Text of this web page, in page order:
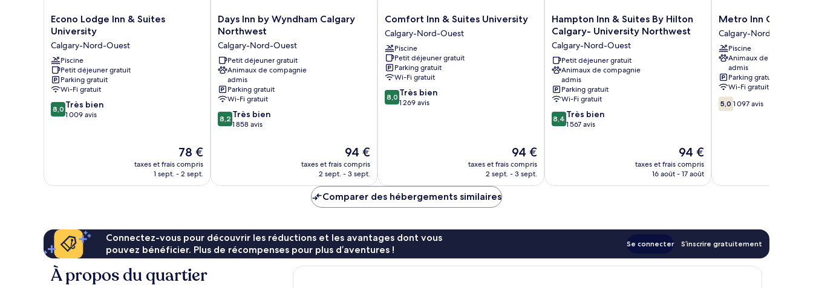
cuisine
Econo
Lodge
&
Suites
University
Calgary-
Nord-
Ouest
Econo Lodge Inn & Suites
University
Calgary-Nord-Ouest
Piscine
Petit déjeuner gratuit
Parking gratuit
Wi-Fi gratuit
8.0
sur
8,0 Très bien
1 009 avis
Le
nouveau
prix
78 €
taxes et frais compris
1 sept. - 2 sept.
Days
Inn
Wyndham
Calgary
Northwest
Calgary-
Nord-
Ouest
Days Inn by Wyndham Calgary
Northwest
Calgary-Nord-Ouest
Petit déjeuner gratuit
Animaux de compagnie
admis
Parking gratuit
Wi-Fi gratuit
8.2
sur
8,2 Très bien
1 858 avis
Le
nouveau
prix
de
94 €
94 €
taxes et frais compris
2 sept. - 3 sept.
Comfort
Inn
&
Suites
University
Calgary-
Nord-
Ouest
Comfort Inn & Suites University
Calgary-Nord-Ouest
Piscine
Petit déjeuner gratuit
Parking gratuit
Wi-Fi gratuit
8.0
sur
8,0 Très bien
1 269 avis
Le
nouveau
prix
94 €
taxes et frais compris
2 sept. - 3 sept.
Hampton
Inn
Suites
By
Hilton
Calgary-
University
Northwest
Calgary-
Nord-
Hampton Inn & Suites By Hilton
Calgary- University Northwest
Calgary-Nord-Ouest
Petit déjeuner gratuit
Animaux de compagnie
admis
Parking gratuit
Wi-Fi gratuit
8.4
sur
8,4 Très bien
1 567 avis
Le
nouveau
prix
94 €
taxes et frais compris
16 août - 17 août
Metro
Inn
Calgary
Northwest
Calgary-
Nord-
Ouest
Metro Inn Calgary
Calgary-Nord-Ouest
Piscine
Animaux de compagnie
admis
Parking gratuit
Wi-Fi gratuit
5.0
sur
5,0 1 097 avis
Comparer des hébergements similaires
Connectez-vous pour découvrir les réductions et les avantages dont vous
pouvez bénéficier. Plus de récompenses pour plus d’aventures !
Se connecter S’inscrire gratuitement
À propos du quartier